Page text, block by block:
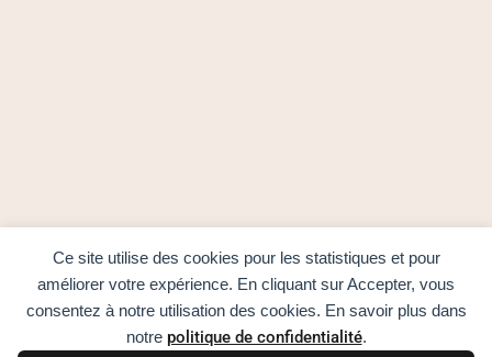
Ce site utilise des cookies pour les statistiques et pour
améliorer votre expérience. En cliquant sur Accepter, vous
consentez à notre utilisation des cookies. En savoir plus dans
notre politique de confidentialité.